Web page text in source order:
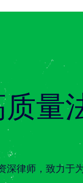
量
律师，致力于